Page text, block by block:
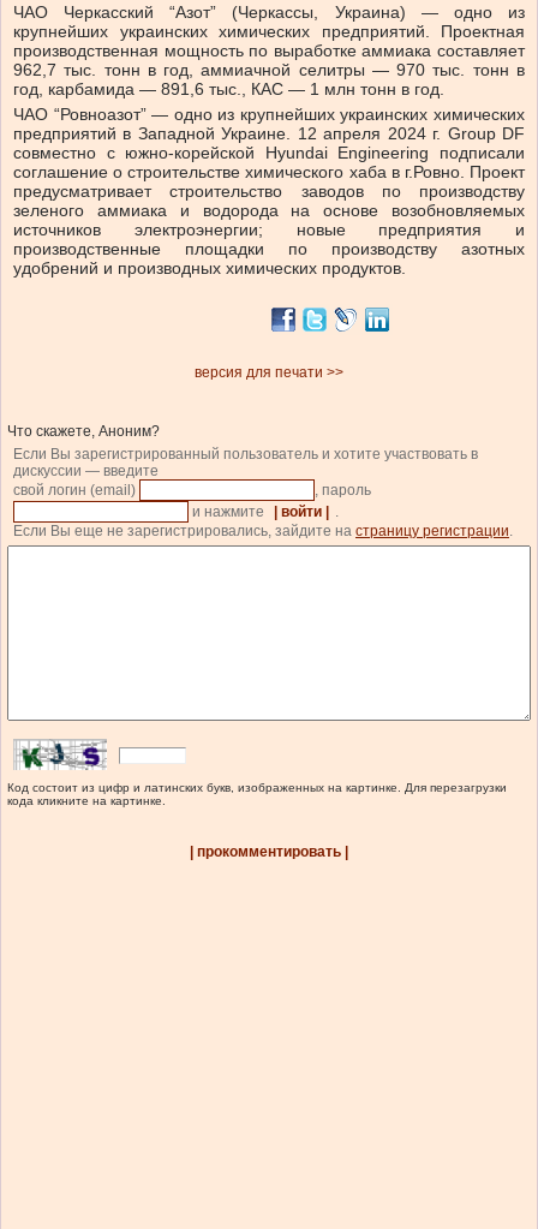
ЧАО Черкасский “Азот” (Черкассы, Украина) — одно из
крупнейших украинских химических предприятий. Проектная
производственная мощность по выработке аммиака составляет
962,7 тыс. тонн в год, аммиачной селитры — 970 тыс. тонн в
год, карбамида — 891,6 тыс., КАС — 1 млн тонн в год.
ЧАО “Ровноазот” — одно из крупнейших украинских химических
предприятий в Западной Украине. 12 апреля 2024 г. Group DF
совместно с южно-корейской Hyundai Engineering подписали
соглашение о строительстве химического хаба в г.Ровно. Проект
предусматривает строительство заводов по производству
зеленого аммиака и водорода на основе возобновляемых
источников электроэнергии; новые предприятия и
производственные площадки по производству азотных
удобрений и производных химических продуктов.
версия для печати >>
Что скажете, Аноним?
Если Вы зарегистрированный пользователь и хотите участвовать в
дискуссии — введите
свой логин (email)
, пароль
и нажмите
| войти |
.
Если Вы еще не зарегистрировались, зайдите на страницу регистрации.
Код состоит из цифр и латинских букв, изображенных на картинке. Для перезагрузки
кода кликните на картинке.
| прокомментировать |